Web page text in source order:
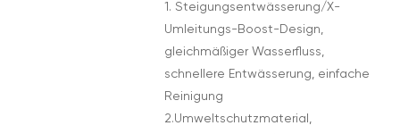
1. Steigungsentwässerung/X-
Umleitungs-Boost-Design,
gleichmäßiger Wasserfluss,
schnellere Entwässerung, einfache
Reinigung
2.Umweltschutzmaterial,